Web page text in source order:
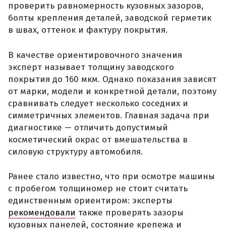
проверить равномерность кузовных зазоров,
болты крепления деталей, заводской герметик
в швах, оттенок и фактуру покрытия.
В качестве ориентировочного значения
эксперт называет толщину заводского
покрытия до 160 мкм. Однако показания зависят
от марки, модели и конкретной детали, поэтому
сравнивать следует несколько соседних и
симметричных элементов. Главная задача при
диагностике — отличить допустимый
косметический окрас от вмешательства в
силовую структуру автомобиля.
Ранее стало известно, что при осмотре машины
с пробегом толщиномер не стоит считать
единственным ориентиром: эксперты
рекомендовали также проверять зазоры
кузовных панелей, состояние крепежа и